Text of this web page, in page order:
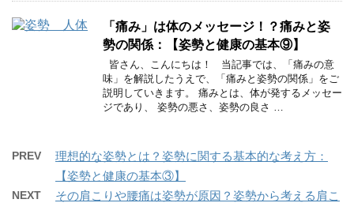
「痛み」は体のメッセージ！？痛みと姿
勢の関係：【姿勢と健康の基本⑨】
皆さん、こんにちは！ 当記事では、「痛みの意
味」を解説したうえで、「痛みと姿勢の関係」をご
説明していきます。 痛みとは、体が発するメッセー
ジであり、 姿勢の悪さ、姿勢の良さ …
PREV
理想的な姿勢とは？姿勢に関する基本的な考え方：
【姿勢と健康の基本③】
NEXT
その肩こりや腰痛は姿勢が原因？姿勢から考える肩こ